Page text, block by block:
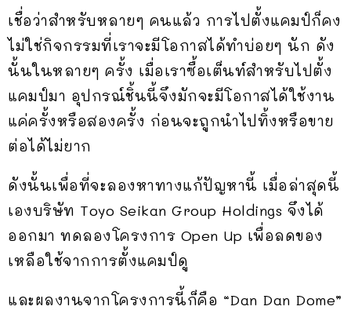
เชื่อว่าสำหรับหลายๆ คนแล้ว การไปตั้งแคมป์ก็คง
ไม่ใช่กิจกรรมที่เราจะมีโอกาสได้ทำบ่อยๆ นัก ดัง
นั้นในหลายๆ ครั้ง เมื่อเราซื้อเต็นท์สำหรับไปตั้ง
แคมป์มา อุปกรณ์ชิ้นนี้จึงมักจะมีโอกาสได้ใช้งาน
แค่ครั้งหรือสองครั้ง ก่อนจะถูกนำไปทิ้งหรือขาย
ต่อได้ไม่ยาก
ดังนั้นเพื่อที่จะลองหาทางแก้ปัญหานี้ เมื่อล่าสุดนี้
เองบริษัท Toyo Seikan Group Holdings จึงได้
ออกมา ทดลองโครงการ Open Up เพื่อลดของ
เหลือใช้จากการตั้งแคมป์ดู
และผลงานจากโครงการนี้ก็คือ “Dan Dan Dome”